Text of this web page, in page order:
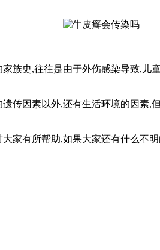
族史,往往是由于外伤感染导致,
传因素以外,还有生活环境的因素
家有所帮助,如果大家还有什么不